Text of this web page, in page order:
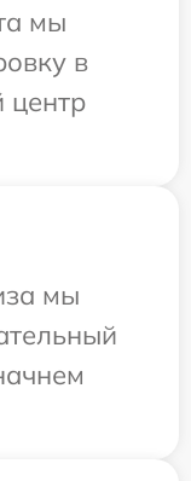
мы
в
центр
мы